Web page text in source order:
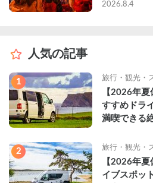
2026年完全
2026.8.4
人気の記事
1 旅行・観光・
【2026年
すすめドラ
満喫できる
2 旅行・観光・
【2026年
イブスポッ